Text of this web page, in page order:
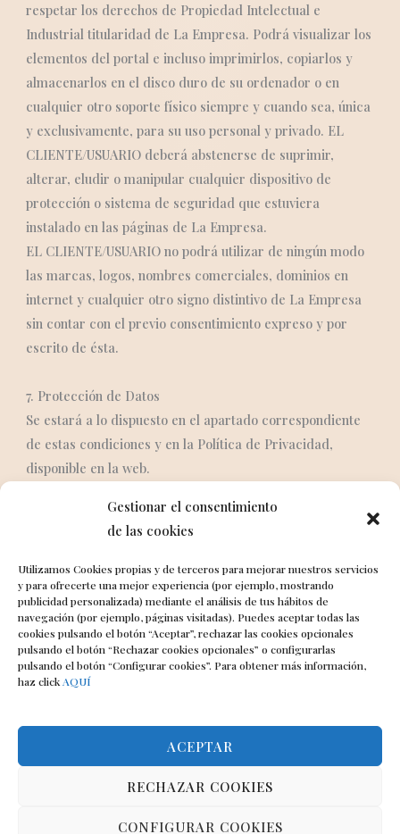
Gestionar el consentimiento
de las cookies
Utilizamos Cookies propias y de terceros para mejorar nuestros servicios
y para ofrecerte una mejor experiencia (por ejemplo, mostrando
publicidad personalizada) mediante el análisis de tus hábitos de
navegación (por ejemplo, páginas visitadas). Puedes aceptar todas las
cookies pulsando el botón “Aceptar”, rechazar las cookies opcionales
pulsando el botón “Rechazar cookies opcionales” o configurarlas
pulsando el botón “Configurar cookies”. Para obtener más información,
haz click AQUÍ
ACEPTAR
RECHAZAR COOKIES
CONFIGURAR COOKIES
respetar los derechos de Propiedad Intelectual e
Industrial titularidad de La Empresa. Podrá visualizar los
elementos del portal e incluso imprimirlos, copiarlos y
almacenarlos en el disco duro de su ordenador o en
cualquier otro soporte físico siempre y cuando sea, única
y exclusivamente, para su uso personal y privado. EL
CLIENTE/USUARIO deberá abstenerse de suprimir,
alterar, eludir o manipular cualquier dispositivo de
protección o sistema de seguridad que estuviera
instalado en las páginas de La Empresa.
EL CLIENTE/USUARIO no podrá utilizar de ningún modo
las marcas, logos, nombres comerciales, dominios en
internet y cualquier otro signo distintivo de La Empresa
sin contar con el previo consentimiento expreso y por
escrito de ésta.
7. Protección de Datos
Se estará a lo dispuesto en el apartado correspondiente
de estas condiciones y en la Política de Privacidad,
disponible en la web.
Fotografía y vídeo de bodas en Murcia
a
u
Contacto
697 68 93 54
WhatsApp
Política de Privacidad Aviso Legal Política de Cookies